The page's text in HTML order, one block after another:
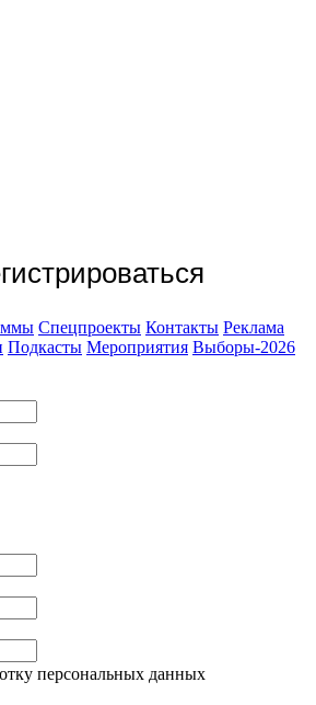
Спецпроекты Контакты Реклама
Подкасты Мероприятия Выборы-2026
персональных данных